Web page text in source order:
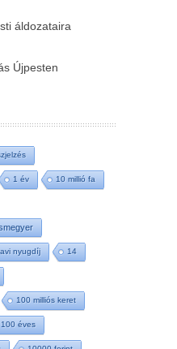
áldozataira
Újpesten
1 év 10 millió fa
nyugdíj 14
100 milliós keret
100 éves